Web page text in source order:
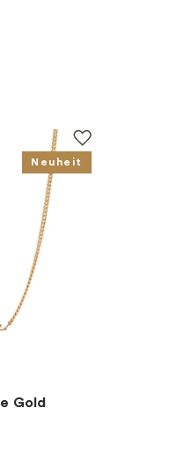
Neuheit
Gold